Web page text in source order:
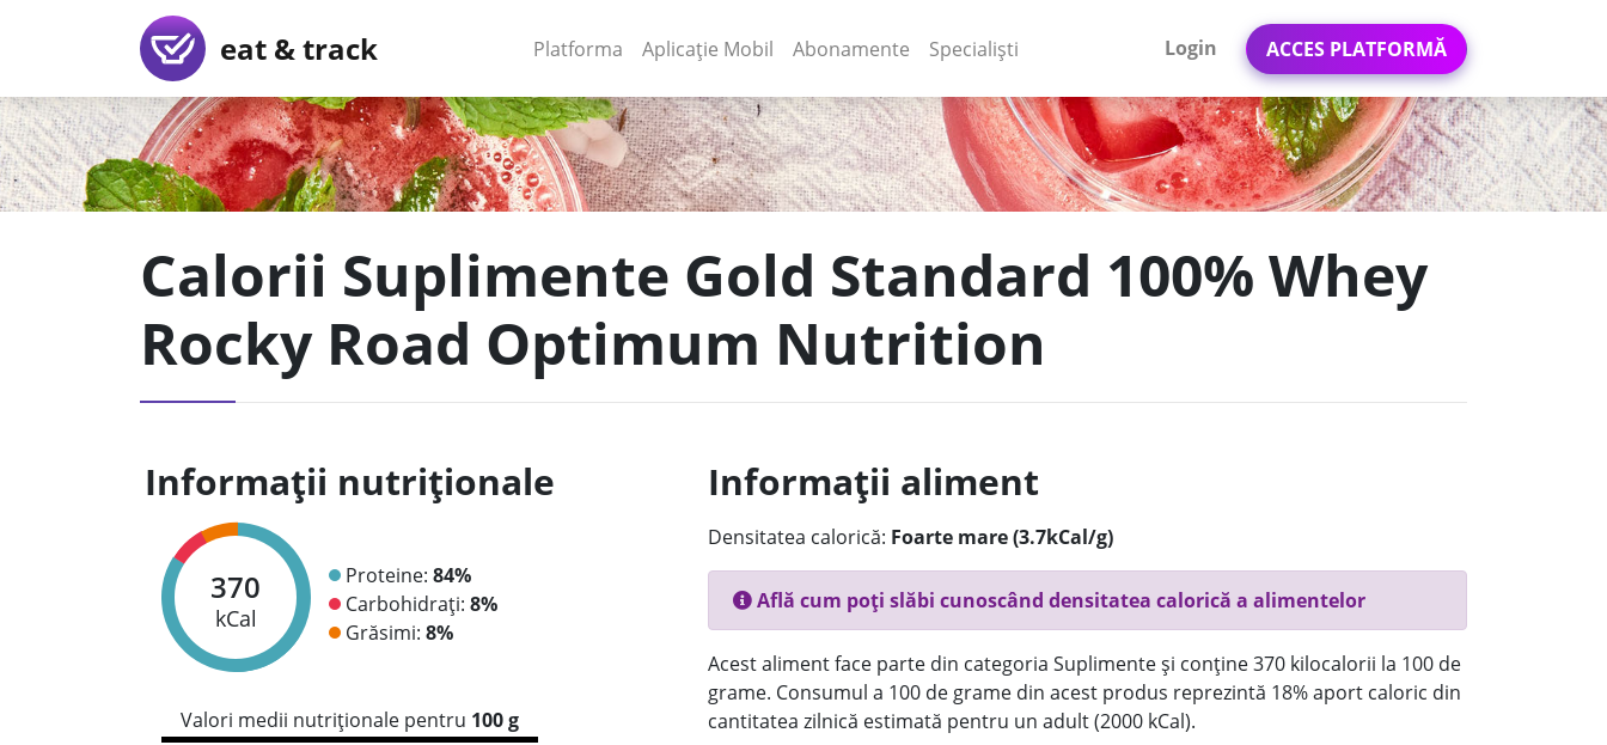
eat & track Platforma (current)
Aplicație Mobil (current)
Abonamente Specialiști Login ACCES PLATFORMĂ
Calorii Suplimente Gold Standard 100% Whey
Rocky Road Optimum Nutrition
Informații nutriționale
370
kCal
Proteine: 84%
Carbohidrați: 8%
Grăsimi: 8%
Valori medii nutriționale pentru 100 g
Informații aliment
Densitatea calorică: Foarte mare (3.7kCal/g)
Află cum poți slăbi cunoscând densitatea calorică a alimentelor
Acest aliment face parte din categoria Suplimente și conține 370 kilocalorii la 100 de
grame. Consumul a 100 de grame din acest produs reprezintă 18% aport caloric din
cantitatea zilnică estimată pentru un adult (2000 kCal).